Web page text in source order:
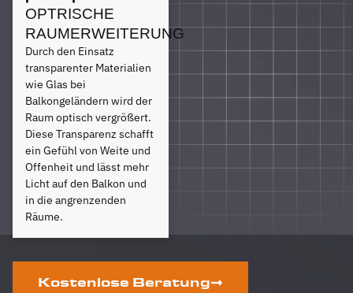
OPTRISCHE
RAUMERWEITERUNG
Durch den Einsatz
transparenter Materialien
wie Glas bei
Balkongeländern wird der
Raum optisch vergrößert.
Diese Transparenz schafft
ein Gefühl von Weite und
Offenheit und lässt mehr
Licht auf den Balkon und
in die angrenzenden
Räume.
Kostenlose Beratung